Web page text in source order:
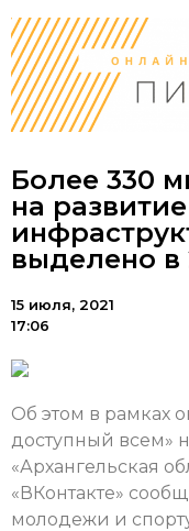
Более 330
на
выделено в
15 июля, 2021
17:06
Об этом в рамках
доступный всем»
«Архангельская
«ВКонтакте»
молодежи и